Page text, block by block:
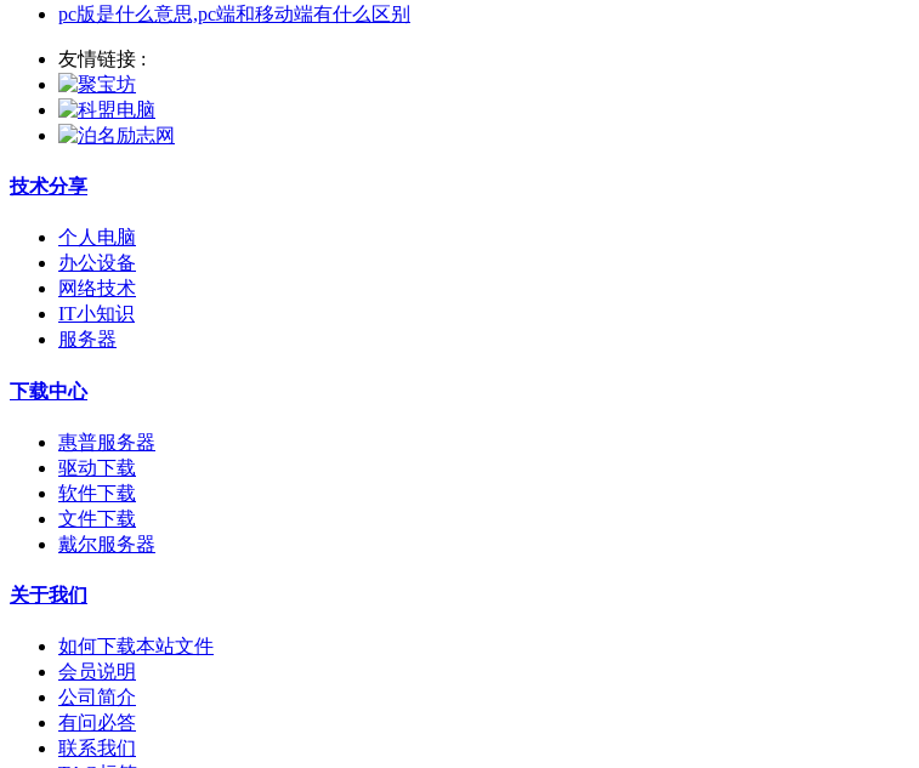
pc版是什么意思,pc端和移动端有什么区别
友情链接 :
技术分享
个人电脑
办公设备
网络技术
IT小知识
服务器
下载中心
惠普服务器
驱动下载
软件下载
文件下载
戴尔服务器
关于我们
如何下载本站文件
会员说明
公司简介
有问必答
联系我们